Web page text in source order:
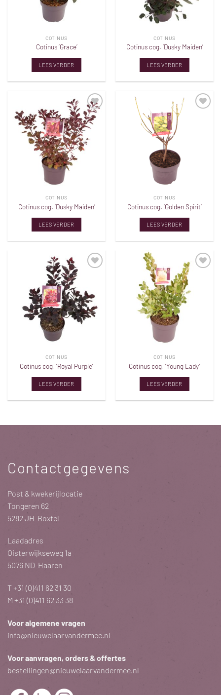
COTINUS
Cotinus ‘Grace’
LEES VERDER
COTINUS
Cotinus cog. ‘Dusky Maiden’
LEES VERDER
Toevoegen
aan
verlanglijst
COTINUS
Cotinus cog. ‘Dusky Maiden’
LEES VERDER
COTINUS
Cotinus cog. ‘Golden Spirit’
LEES VERDER
Toevoegen
verlanglijst
COTINUS
Cotinus cog. ‘Royal Purple’
LEES VERDER
Toevoegen
verlanglijst
COTINUS
Cotinus cog. ‘Young Lady’
LEES VERDER
Contactgegevens
Post & kwekerijlocatie
Tongeren 62
5282 JH Boxtel
Laadadres
Oisterwijkseweg 1a
5076 ND Haaren
T+31 (0)411 62 31 30
M +31 (0)411 62 33 38
Voor algemene vragen
info@nieuwelaarvandermee.nl
Voor aanvragen, orders & offertes
bestellingen@nieuwelaarvandermee.nl